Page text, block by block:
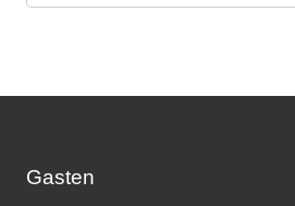
Gasten